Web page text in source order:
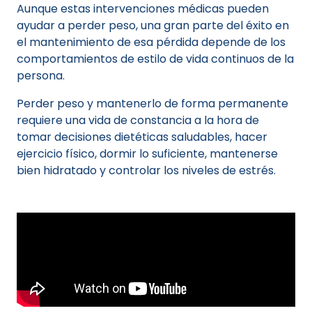
Aunque estas intervenciones médicas pueden
ayudar a perder peso, una gran parte del éxito en
el mantenimiento de esa pérdida depende de los
comportamientos de estilo de vida continuos de la
persona.
Perder peso y mantenerlo de forma permanente
requiere una vida de constancia a la hora de
tomar decisiones dietéticas saludables, hacer
ejercicio físico, dormir lo suficiente, mantenerse
bien hidratado y controlar los niveles de estrés.